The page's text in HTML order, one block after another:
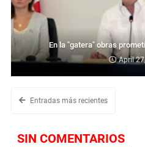
En la "gatera" obras
April
Entradas más recientes
SIN COMENTARIOS